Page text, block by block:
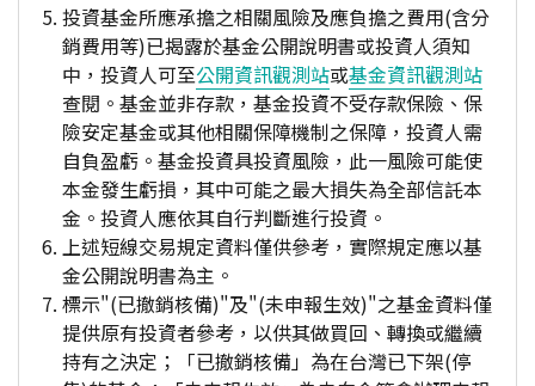
投資基金所應承擔之相關風險及應負擔之費用(含分
銷費用等)已揭露於基金公開說明書或投資人須知
中，投資人可至公開資訊觀測站或基金資訊觀測站
查閱。基金並非存款，基金投資不受存款保險、保
險安定基金或其他相關保障機制之保障，投資人需
自負盈虧。基金投資具投資風險，此一風險可能使
本金發生虧損，其中可能之最大損失為全部信託本
金。投資人應依其自行判斷進行投資。
上述短線交易規定資料僅供參考，實際規定應以基
金公開說明書為主。
標示"(已撤銷核備)"及"(未申報生效)"之基金資料僅
提供原有投資者參考，以供其做買回、轉換或繼續
持有之決定；「已撤銷核備」為在台灣已下架(停